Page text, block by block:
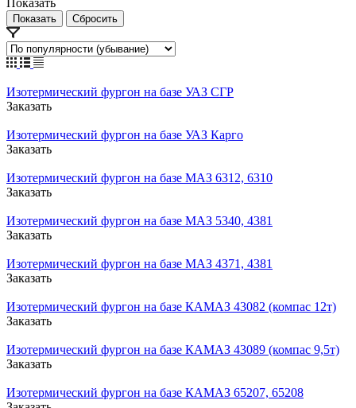
Сбросить
Изотермический фургон на базе УАЗ СГР
Заказать
Изотермический фургон на базе УАЗ Карго
Заказать
Изотермический фургон на базе МАЗ 6312, 6310
Заказать
Изотермический фургон на базе МАЗ 5340, 4381
Заказать
Изотермический фургон на базе МАЗ 4371, 4381
Заказать
Изотермический фургон на базе КАМАЗ 43082 (компас 12т)
Заказать
Изотермический фургон на базе КАМАЗ 43089 (компас 9,5т)
Заказать
Изотермический фургон на базе КАМАЗ 65207, 65208